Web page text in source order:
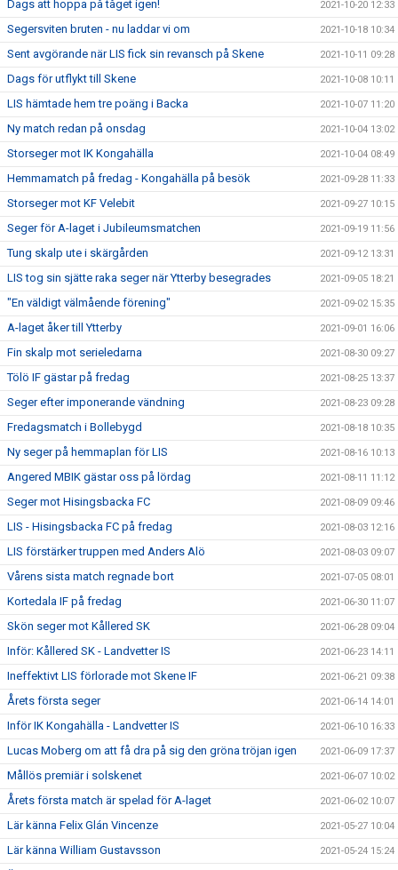
Dags att hoppa på tåget igen! 2021-10-20 12:33
Segersviten bruten - nu laddar vi om 2021-10-18 10:34
Sent avgörande när LIS fick sin revansch på Skene 2021-10-11 09:28
Dags för utflykt till Skene 2021-10-08 10:11
LIS hämtade hem tre poäng i Backa 2021-10-07 11:20
Ny match redan på onsdag 2021-10-04 13:02
Storseger mot IK Kongahälla 2021-10-04 08:49
Hemmamatch på fredag - Kongahälla på besök 2021-09-28 11:33
Storseger mot KF Velebit 2021-09-27 10:15
Seger för A-laget i Jubileumsmatchen 2021-09-19 11:56
Tung skalp ute i skärgården 2021-09-12 13:31
LIS tog sin sjätte raka seger när Ytterby besegrades 2021-09-05 18:21
"En väldigt välmående förening" 2021-09-02 15:35
A-laget åker till Ytterby 2021-09-01 16:06
Fin skalp mot serieledarna 2021-08-30 09:27
Tölö IF gästar på fredag 2021-08-25 13:37
Seger efter imponerande vändning 2021-08-23 09:28
Fredagsmatch i Bollebygd 2021-08-18 10:35
Ny seger på hemmaplan för LIS 2021-08-16 10:13
Angered MBIK gästar oss på lördag 2021-08-11 11:12
Seger mot Hisingsbacka FC 2021-08-09 09:46
LIS - Hisingsbacka FC på fredag 2021-08-03 12:16
LIS förstärker truppen med Anders Alö 2021-08-03 09:07
Vårens sista match regnade bort 2021-07-05 08:01
Kortedala IF på fredag 2021-06-30 11:07
Skön seger mot Kållered SK 2021-06-28 09:04
Inför: Kållered SK - Landvetter IS 2021-06-23 14:11
Ineffektivt LIS förlorade mot Skene IF 2021-06-21 09:38
Årets första seger 2021-06-14 14:01
Inför IK Kongahälla - Landvetter IS 2021-06-10 16:33
Lucas Moberg om att få dra på sig den gröna tröjan igen 2021-06-09 17:37
Mållös premiär i solskenet 2021-06-07 10:02
Årets första match är spelad för A-laget 2021-06-02 10:07
Lär känna Felix Glán Vincenze 2021-05-27 10:04
Lär känna William Gustavsson 2021-05-24 15:24